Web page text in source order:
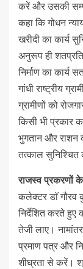
करें और उसकी
कहा कि गोधन
खरीदी का कार्य
अनुरूप ही
निर्माण का कार्य
गांधी राष्ट्रीय
ग्रामीणों को
किसी भी प्रकार
भुगतान और राशन
तत्काल सुनिश्चित
राजस्व प्रकरणों
कलेक्टर डाॅ गौरव
निर्देशित करते
तेजी लाए।
प्रमाण पत्र और
शीघ्रता से करें।